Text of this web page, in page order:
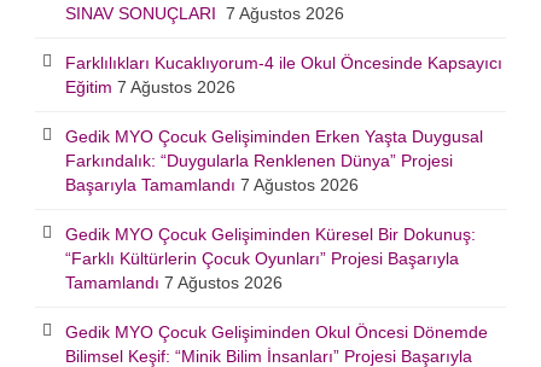
SINAV SONUÇLARI 7 Ağustos 2026
Farklılıkları Kucaklıyorum-4 ile Okul Öncesinde Kapsayıcı
Eğitim 7 Ağustos 2026
Gedik MYO Çocuk Gelişiminden Erken Yaşta Duygusal
Farkındalık: “Duygularla Renklenen Dünya” Projesi
Başarıyla Tamamlandı 7 Ağustos 2026
Gedik MYO Çocuk Gelişiminden Küresel Bir Dokunuş:
“Farklı Kültürlerin Çocuk Oyunları” Projesi Başarıyla
Tamamlandı 7 Ağustos 2026
Gedik MYO Çocuk Gelişiminden Okul Öncesi Dönemde
Bilimsel Keşif: “Minik Bilim İnsanları” Projesi Başarıyla